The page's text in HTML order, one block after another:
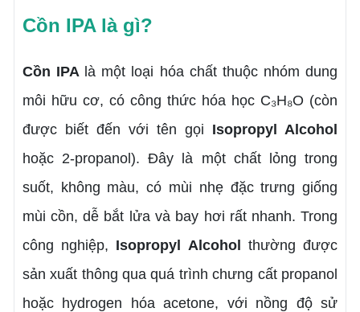
Cồn IPA là gì?
Cồn IPA là một loại hóa chất thuộc nhóm dung
môi hữu cơ, có công thức hóa học C₃H₈O (còn
được biết đến với tên gọi Isopropyl Alcohol
hoặc 2-propanol). Đây là một chất lỏng trong
suốt, không màu, có mùi nhẹ đặc trưng giống
mùi cồn, dễ bắt lửa và bay hơi rất nhanh. Trong
công nghiệp, Isopropyl Alcohol thường được
sản xuất thông qua quá trình chưng cất propanol
hoặc hydrogen hóa acetone, với nồng độ sử